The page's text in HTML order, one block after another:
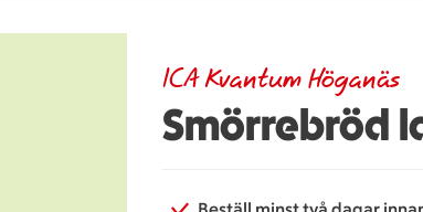
Smörrebröd
ICA Kvantum Höganäs